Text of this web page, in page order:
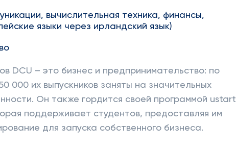
вычислительная техника, финансы,
языки через ирландский язык)
DCU – это бизнес и предпринимательство: по
000 их выпускников заняты на значительных
Он также гордится своей программой ustart
поддерживает студентов, предоставляя им
для запуска собственного бизнеса.